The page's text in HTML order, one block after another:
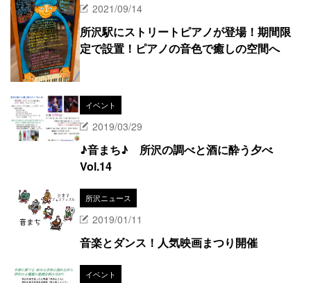
2021/09/14
所沢駅にストリートピアノが登場！期間限
定で設置！ピアノの音色で癒しの空間へ
イベント
2019/03/29
♪音まち♪ 所沢の調べと酒に酔う夕べ
Vol.14
所沢ニュース
2019/01/11
音楽とダンス！人気映画まつり開催
イベント